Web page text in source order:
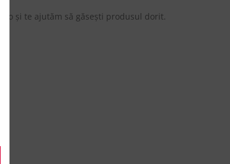
şi te ajutăm să găseşti produsul dorit.